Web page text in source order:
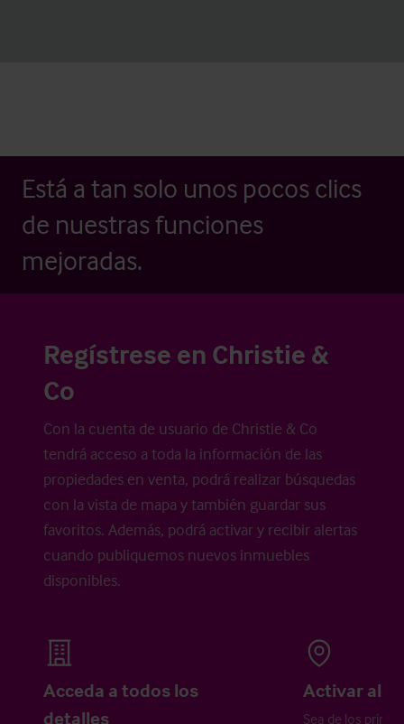
Está a tan solo unos pocos clics
de nuestras funciones
mejoradas.
Regístrese en Christie &
Co
Con la cuenta de usuario de Christie & Co
tendrá acceso a toda la información de las
propiedades en venta, podrá realizar búsquedas
con la vista de mapa y también guardar sus
favoritos. Además, podrá activar y recibir alertas
cuando publiquemos nuevos inmuebles
disponibles.
Acceda a todos los
detalles
Activar
Sea de los